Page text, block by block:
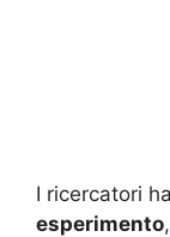
I ricercatori
esperimento